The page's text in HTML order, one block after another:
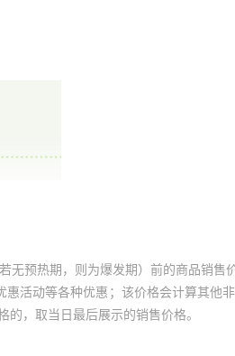
无预热期，则为爆发期）前的商品销售
活动等各种优惠；该价格会计算其他
，取当日最后展示的销售价格。